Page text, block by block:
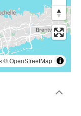
©OpenStreetMap